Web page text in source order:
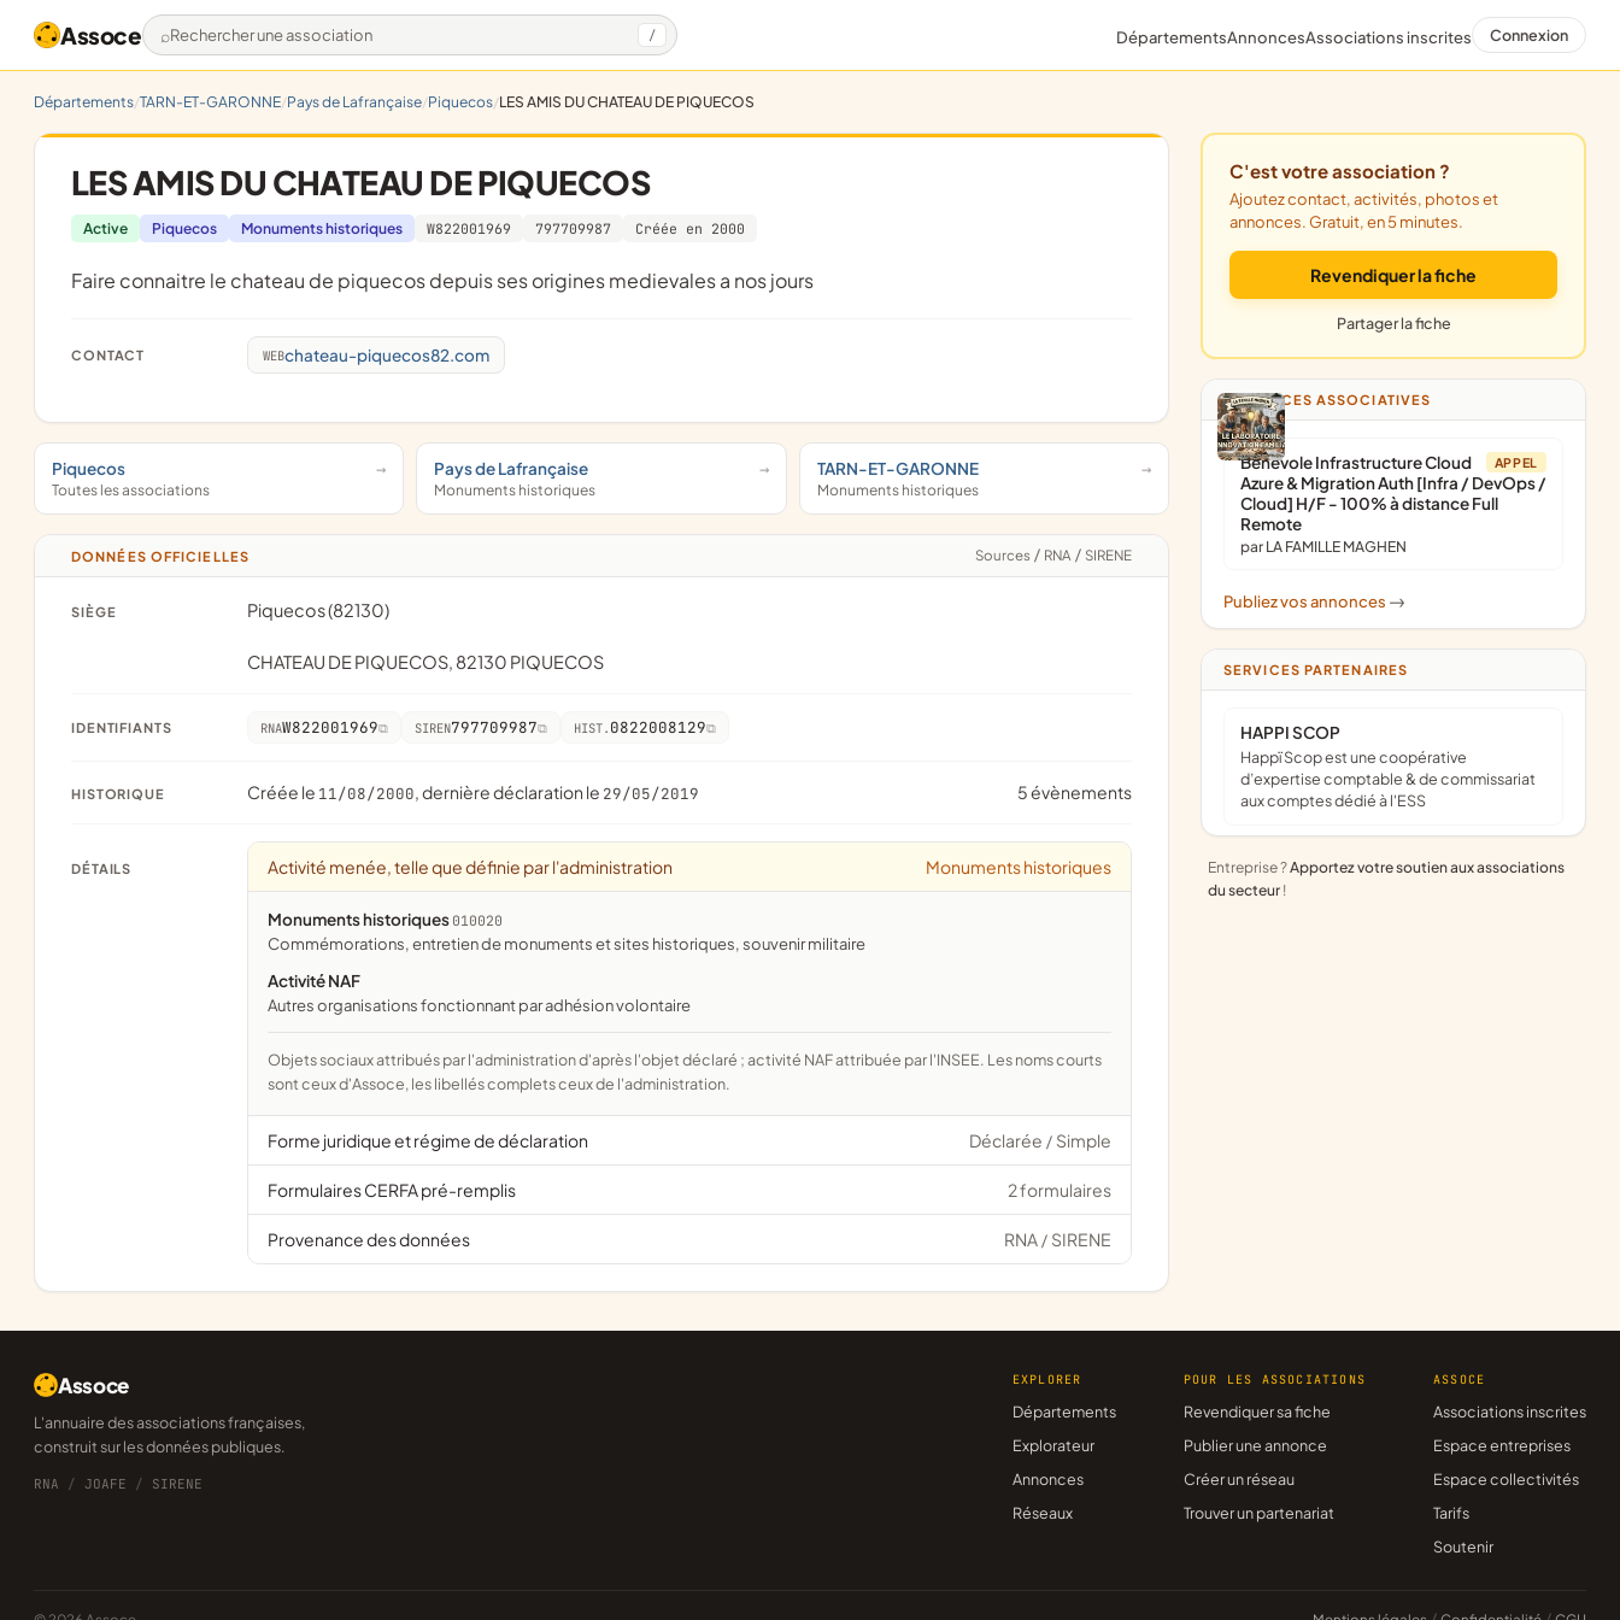
Assoce Rechercher une association / DépartementsAnnoncesAssociations inscrites Connexion
Départements TARN-ET-GARONNE Pays de Lafrançaise Piquecos LES AMIS DU CHATEAU DE PIQUECOS
LES AMIS DU CHATEAU DE PIQUECOS
Active Piquecos Monuments historiques W822001969 797709987 Créée en 2000
faire connaitre le chateau de piquecos depuis ses origines medievales a nos jours
CONTACT WEBchateau-piquecos82.com
Piquecos
Toutes les associations
Pays de Lafrançaise
Monuments historiques
TARN-ET-GARONNE
Monuments historiques
DONNÉES OFFICIELLES Sources / RNA / SIRENE
SIÈGE Piquecos (82130)
CHATEAU DE PIQUECOS, 82130 PIQUECOS
IDENTIFIANTS RNAW822001969 SIREN797709987 HIST. 0822008129
HISTORIQUE Créée le 11/08/2000, dernière déclaration le 29/05/2019 5 évènements
DÉTAILS Activité menée, telle que définie par l'administration Monuments historiques
Monuments historiques 010020
commémorations, entretien de monuments et sites historiques, souvenir militaire
Activité NAF
Autres organisations fonctionnant par adhésion volontaire
Objets sociaux attribués par l'administration d'après l'objet déclaré ; activité NAF attribuée par l'INSEE. Les noms courts
sont ceux d'Assoce, les libellés complets ceux de l'administration.
Forme juridique et régime de déclaration Déclarée / Simple
Formulaires CERFA pré-remplis 2 formulaires
Provenance des données RNA / SIRENE
C'est votre association ?
Ajoutez contact, activités, photos et
annonces. Gratuit, en 5 minutes.
Revendiquer la fiche
Partager la fiche
ANNONCES ASSOCIATIVES
APPEL
Bénévole Infrastructure Cloud
Azure & Migration Auth [Infra / DevOps /
Cloud] H/F - 100% à distance Full
Remote
par LA FAMILLE MAGHEN
Publiez vos annonces ->
SERVICES PARTENAIRES
HAPPI SCOP
Happï Scop est une coopérative
d’expertise comptable & de commissariat
aux comptes dédié à l'ESS
Entreprise ?Apportez votre soutien aux associations
du secteur !
Assoce
L'annuaire des associations françaises,
construit sur les données publiques.
RNA / JOAFE / SIRENE
EXPLORER
Départements
Explorateur
Annonces
Réseaux
POUR LES ASSOCIATIONS
Revendiquer sa fiche
Publier une annonce
Créer un réseau
Trouver un partenariat
ASSOCE
Associations inscrites
Espace entreprises
Espace collectivités
Tarifs
Soutenir